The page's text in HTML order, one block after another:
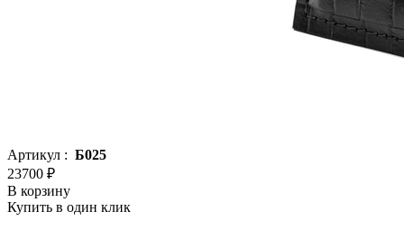
Артикул : Б025
23700 ₽
В корзину
Купить в один клик